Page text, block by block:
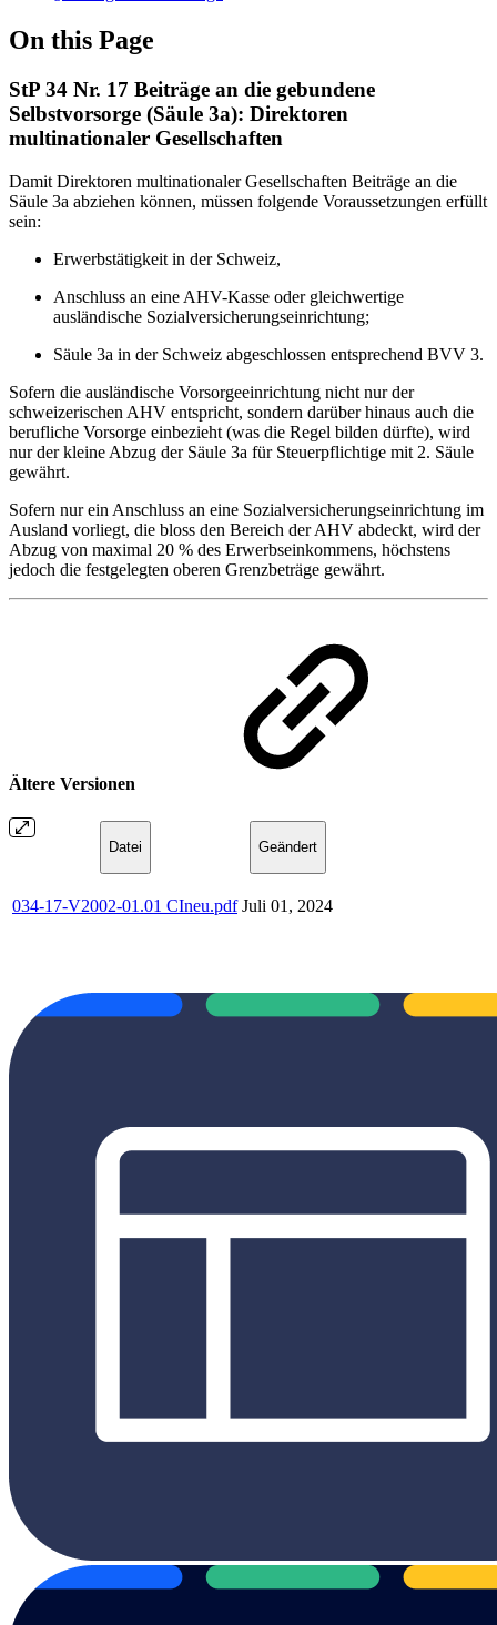
On this Page
StP 34 Nr. 17 Beiträge an die gebundene
Selbstvorsorge (Säule 3a): Direktoren
multinationaler Gesellschaften
Damit Direktoren multinationaler Gesellschaften Beiträge an die
Säule 3a abziehen können, müssen folgende Voraussetzungen erfüllt
sein:
Erwerbstätigkeit in der Schweiz,
Anschluss an eine AHV-Kasse oder gleichwertige
ausländische Sozialversicherungseinrichtung;
Säule 3a in der Schweiz abgeschlossen entsprechend BVV 3.
Sofern die ausländische Vorsorgeeinrichtung nicht nur der
schweizerischen AHV entspricht, sondern darüber hinaus auch die
berufliche Vorsorge einbezieht (was die Regel bilden dürfte), wird
nur der kleine Abzug der Säule 3a für Steuerpflichtige mit 2. Säule
gewährt.
Sofern nur ein Anschluss an eine Sozialversicherungseinrichtung im
Ausland vorliegt, die bloss den Bereich der AHV abdeckt, wird der
Abzug von maximal 20 % des Erwerbseinkommens, höchstens
jedoch die festgelegten oberen Grenzbeträge gewährt.
Ältere Versionen
Datei Geändert
034-17-V2002-01.01 CIneu.pdf Juli 01, 2024